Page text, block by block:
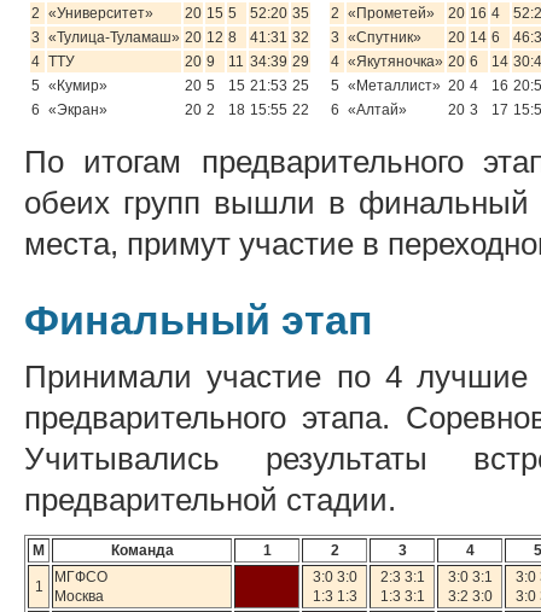
2 «Университет» 20 15 5 52:20 35
3 «Тулица-Туламаш» 20 12 8 41:31 32
4 ТТУ 20 9 11 34:39 29
5 «Кумир» 20 5 15 21:53 25
6 «Экран» 20 2 18 15:55 22
2 «Прометей» 20 16 4
3 «Спутник» 20 14 6
4 «Якутяночка» 20 6 14
5 «Металлист» 20 4 16
6 «Алтай» 20 3 17
По итогам предварительного
обеих групп вышли в
места, примут участие в
Финальный этап
Принимали участие по 4 лучшие
предварительного этапа.
Учитывались результаты
предварительной стадии.
М Команда 1 2 3 4 5
1
МГФСО
Москва
3:0 3:0
1:3 1:3
2:3 3:1
1:3 3:1
3:0 3:1
3:2 3:0
3:0
3:0